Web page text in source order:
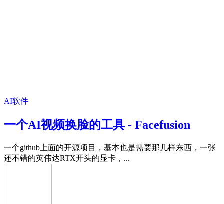
AI软件
一个AI视频换脸的工具 - Facefusion
一个github上面的开源项目，基本也是需要那几样东西，一张
还不错的英伟达RTX开头的显卡，...